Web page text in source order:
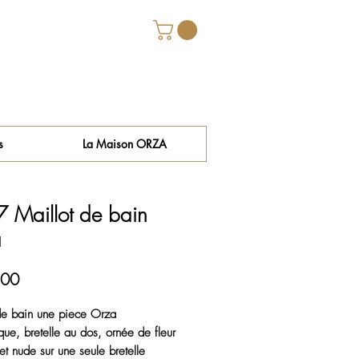
La Maison ORZA
Maillot de bain
Price
bain une piece Orza
bretelle au dos, ornée de fleur
nude sur une seule bretelle